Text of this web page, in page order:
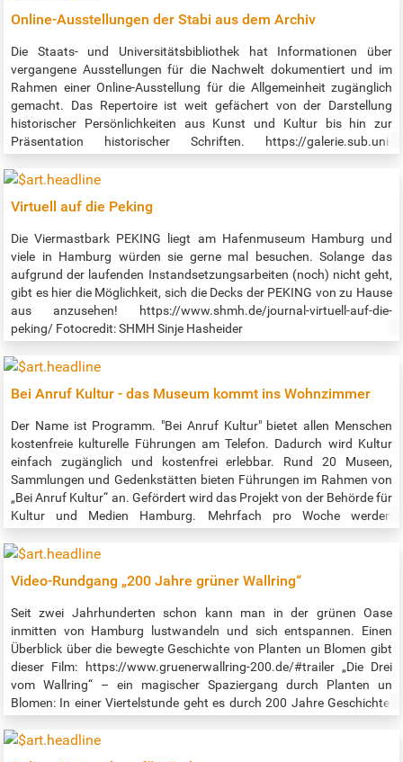
unter https://www.ardsounds.de/rubrik/hoerspiel-112/ Auch als
app: https://www.ardsounds.de/apps/ *Hieß früher ARD Audiothek,
nun heißt es ARD Sounds.
Online-Ausstellungen der Stabi aus dem Archiv
Die Staats- und Universitätsbibliothek hat Informationen über
vergangene Ausstellungen für die Nachwelt dokumentiert und im
Rahmen einer Online-Ausstellung für die Allgemeinheit zugänglich
gemacht. Das Repertoire ist weit gefächert von der Darstellung
historischer Persönlichkeiten aus Kunst und Kultur bis hin zur
Präsentation historischer Schriften. https://galerie.sub.uni-
Kulturgut Digital" in einer umfangreichen Kollektion von Drucken,
seinen ganz persönlichen Einblick in die Hamburger Geschichte
erhalten. https://digitalisate.sub.uni-hamburg.de
Virtuell auf die Peking
Die Viermastbark PEKING liegt am Hafenmuseum Hamburg und
viele in Hamburg würden sie gerne mal besuchen. Solange das
aufgrund der laufenden Instandsetzungsarbeiten (noch) nicht geht,
gibt es hier die Möglichkeit, sich die Decks der PEKING von zu Hause
aus anzusehen! https://www.shmh.de/journal-virtuell-auf-die-
peking/ Fotocredit: SHMH Sinje Hasheider
Bei Anruf Kultur - das Museum kommt ins Wohnzimmer
Der Name ist Programm. "Bei Anruf Kultur" bietet allen Menschen
kostenfreie kulturelle Führungen am Telefon. Dadurch wird Kultur
einfach zugänglich und kostenfrei erlebbar. Rund 20 Museen,
Sammlungen und Gedenkstätten bieten Führungen im Rahmen von
„Bei Anruf Kultur“ an. Gefördert wird das Projekt von der Behörde für
Kultur und Medien Hamburg. Mehrfach pro Woche werden
abwechslungsreichen Programm gibt es unter:
Programms: https://www.bsvh.org/termine.html?
tags%5B%5D=kultur , als Ansage unter Telefon (040) 209 404 66.
Eine Anmeldung ist bis einen Tag vor der Führung bei Melanie Wölwer
vom BSVH per Mail an buchung@beianrufkultur.de oder Telefon
(040) 209 404 29 nötig.
Video-Rundgang „200 Jahre grüner Wallring“
Seit zwei Jahrhunderten schon kann man in der grünen Oase
inmitten von Hamburg lustwandeln und sich entspannen. Einen
Überblick über die bewegte Geschichte von Planten un Blomen gibt
dieser Film: https://www.gruenerwallring-200.de/#trailer „Die Drei
vom Wallring“ – ein magischer Spaziergang durch Planten un
Blomen: In einer Viertelstunde geht es durch 200 Jahre Geschichte:
Mit historischen Ein- und Aussichten und Begegnungen – z.B. mit
dem Bremer „Kunstgärtner“ Isaak Albert Altmann (1777-1837), dem